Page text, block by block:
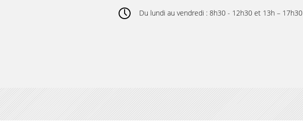
Du lundi au vendredi : 8h30 - 12h30 et 13h – 17h30